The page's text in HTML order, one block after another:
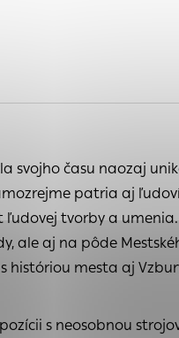
svojho času naozaj
patria aj
tvorby a
ale aj na pôde
mesta aj
s neosobnou
sú pre prevádzku
funkcie, ako je
spojiť s konkrétnou
Povoliť všetko Uložiť